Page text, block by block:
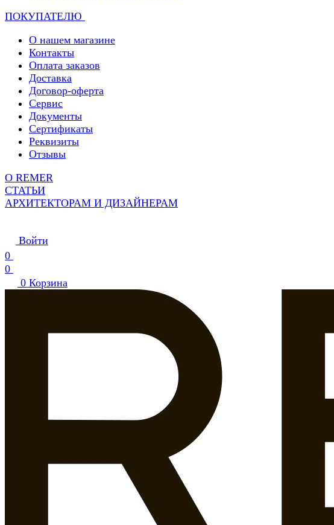
ПОКУПАТЕЛЮ
О нашем магазине
Контакты
Оплата заказов
Доставка
Договор-оферта
Сервис
Документы
Сертификаты
Реквизиты
Отзывы
О REMER
СТАТЬИ
АРХИТЕКТОРАМ И ДИЗАЙНЕРАМ
Войти
0
0
0 Корзина